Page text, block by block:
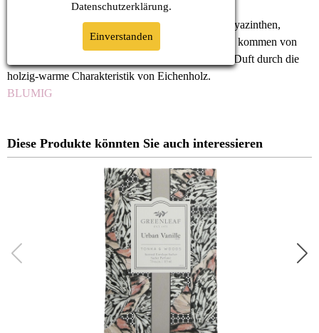
Peony Bloom hat ein dichtes Blütenbouquet aus Hyazinthen,
Päonien und roten Rosen. Leichtigkeit und Frische kommen von
Bergamotte-Öl und Grasnoten. Getragen wird der Duft durch die
holzig-warme Charakteristik von Eichenholz.
BLUMIG
Diese Produkte könnten Sie auch interessieren
Datenschutzerklärung.
Einverstanden